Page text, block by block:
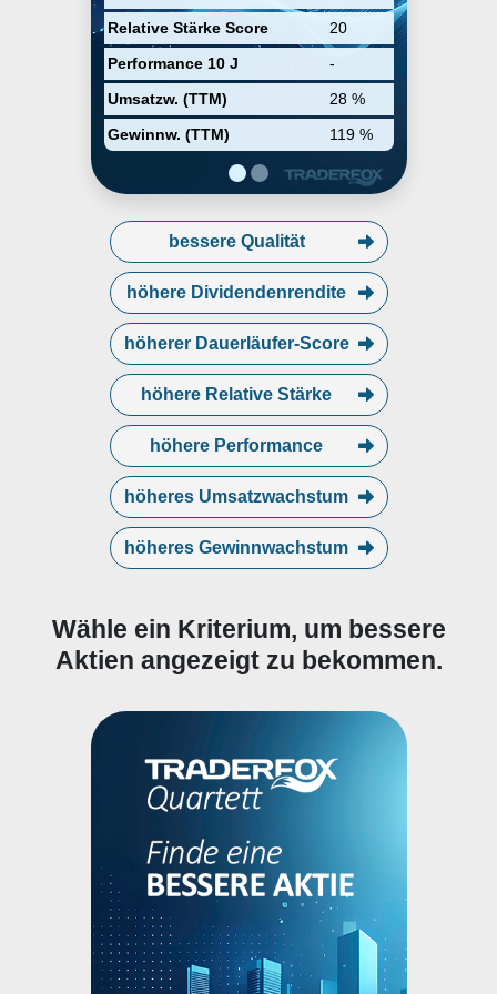
Relative Stärke Score
20
Performance 10 J
-
Umsatzw. (TTM)
28 %
Gewinnw. (TTM)
119 %
Verbrauchern; nebenstehene
Möglichkeiten Segment
konzentriert sich auf verbundene
schlüsselfertige Technologien,
und Mehrheit ihres Umsatzes
kommt aus nebenstehende
Möglichkeiten Segment.
bessere Qualität
höhere Dividendenrendite
höherer Dauerläufer-Score
höhere Relative Stärke
höhere Performance
höheres Umsatzwachstum
höheres Gewinnwachstum
Wähle ein Kriterium, um bessere
Aktien angezeigt zu bekommen.